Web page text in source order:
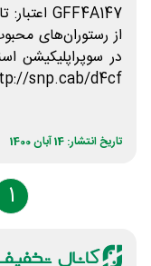
از رستوران‌های
در سوپراپلیکیشن
snp.cab/d4cf
تاریخ انتشار: 14 آبان 1400
1